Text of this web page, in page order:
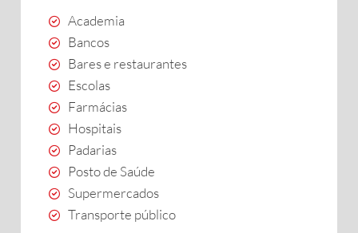
Academia
Bancos
Bares e restaurantes
Escolas
Farmácias
Hospitais
Padarias
Posto de Saúde
Supermercados
Transporte público